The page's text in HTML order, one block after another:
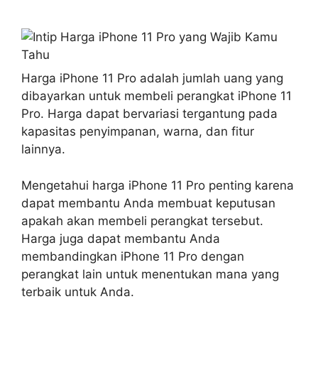
Harga iPhone 11 Pro adalah jumlah uang yang
dibayarkan untuk membeli perangkat iPhone 11
Pro. Harga dapat bervariasi tergantung pada
kapasitas penyimpanan, warna, dan fitur
lainnya.
Mengetahui harga iPhone 11 Pro penting karena
dapat membantu Anda membuat keputusan
apakah akan membeli perangkat tersebut.
Harga juga dapat membantu Anda
membandingkan iPhone 11 Pro dengan
perangkat lain untuk menentukan mana yang
terbaik untuk Anda.